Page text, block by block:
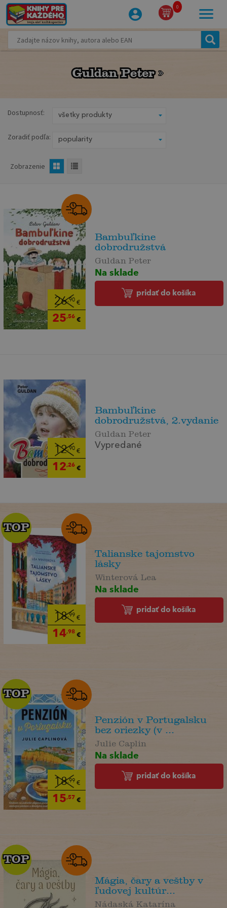
0
Guldan Peter
Guldan Peter
Dostupnosť:
Zoradiť podľa:
Zobrazenie
26,90€
25,56€
Bambuľkine
dobrodružstvá
Guldan Peter
Na sklade
pridať do košíka
12,90€
12,26€
Bambuľkine
dobrodružstvá, 2.vydanie
Guldan Peter
Vypredané
18,99 €
14,98€
TOP
TOP
Talianske tajomstvo
lásky
Winterová Lea
Na sklade
pridať do košíka
18,99 €
15,57 €
TOP
TOP
Penzión v Portugalsku
bez oriezky (v ...
Julie Caplin
Na sklade
pridať do košíka
TOP
TOP
Mágia, čary a veštby v
ľudovej kultúr...
Nádaská Katarína